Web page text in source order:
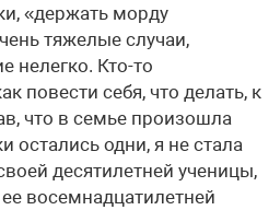
«держать морду
тяжелые случаи,
нелегко. Кто-то
повести себя, что делать, к
что в семье произошла
остались одни, я не стала
десятилетней ученицы,
восемнадцатилетней